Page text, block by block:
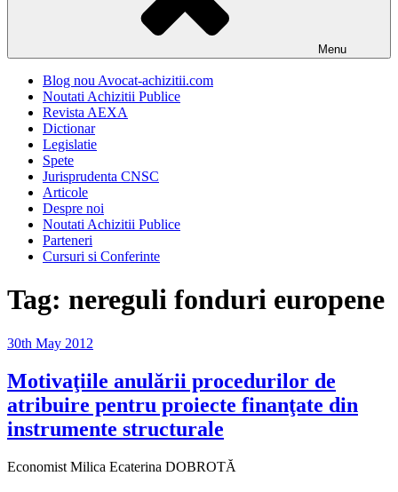
Menu
Blog nou Avocat-achizitii.com
Noutati Achizitii Publice
Revista AEXA
Dictionar
Legislatie
Spete
Jurisprudenta CNSC
Articole
Despre noi
Noutati Achizitii Publice
Parteneri
Cursuri si Conferinte
Tag: nereguli fonduri europene
Posted
30th May 2012
Motivaţiile anulării procedurilor de
atribuire pentru proiecte finanţate din
instrumente structurale
Economist Milica Ecaterina DOBROTĂ